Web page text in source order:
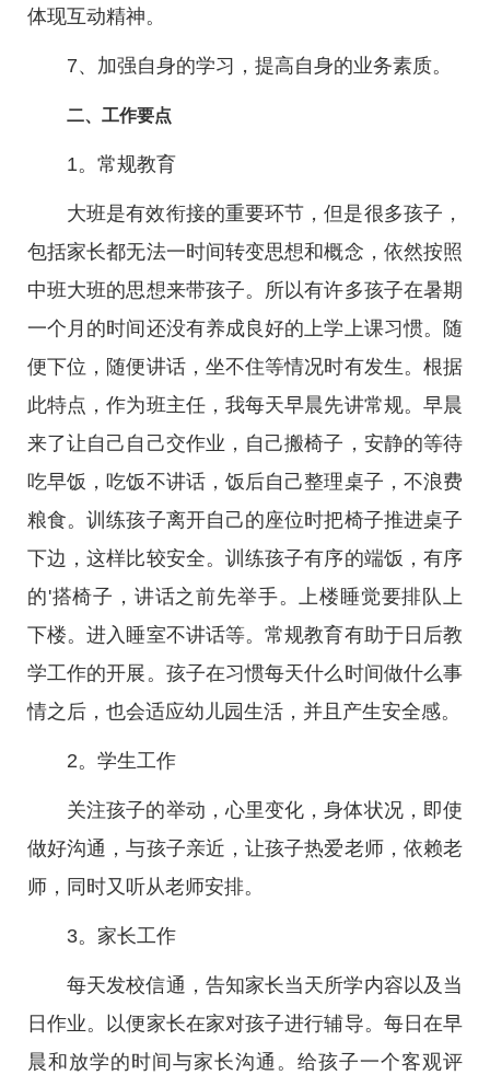
体现互动精神。
7、加强自身的学习，提高自身的业务素质。
二、工作要点
1。常规教育
大班是有效衔接的重要环节，但是很多孩子，
包括家长都无法一时间转变思想和概念，依然按照
中班大班的思想来带孩子。所以有许多孩子在暑期
一个月的时间还没有养成良好的上学上课习惯。随
便下位，随便讲话，坐不住等情况时有发生。根据
此特点，作为班主任，我每天早晨先讲常规。早晨
来了让自己自己交作业，自己搬椅子，安静的等待
吃早饭，吃饭不讲话，饭后自己整理桌子，不浪费
粮食。训练孩子离开自己的座位时把椅子推进桌子
下边，这样比较安全。训练孩子有序的端饭，有序
的'搭椅子，讲话之前先举手。上楼睡觉要排队上
下楼。进入睡室不讲话等。常规教育有助于日后教
学工作的开展。孩子在习惯每天什么时间做什么事
情之后，也会适应幼儿园生活，并且产生安全感。
2。学生工作
关注孩子的举动，心里变化，身体状况，即使
做好沟通，与孩子亲近，让孩子热爱老师，依赖老
师，同时又听从老师安排。
3。家长工作
每天发校信通，告知家长当天所学内容以及当
日作业。以便家长在家对孩子进行辅导。每日在早
晨和放学的时间与家长沟通。给孩子一个客观评